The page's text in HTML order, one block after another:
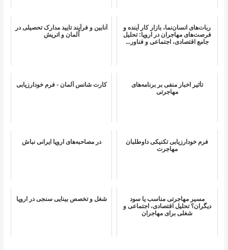
ربات‌های انسان‌نما، بازار کار آینده و
فرصت‌های مهاجران در اروپا: تحلیل
جامع اقتصادی، اجتماعی و فناور...
آنابین و فرآیند تایید مدارک تحصیلی در
آلمان و اتریش
تأثیر اخبار منفی بر برنامه‌های
مهاجرتی
کارت شانس آلمان - فرم خودارزیابی
فرم خودارزیابی تکنیکی داوطلبان
مهاجرت
در مصاحبه‌های اروپا ایرانی نباش
مسیر مهاجرتی مناسب یا سود
دیگران؟ تحلیل اقتصادی، اجتماعی و
شغلی برای مهاجران
شغل و تخصص بینایی سنجی در اروپا